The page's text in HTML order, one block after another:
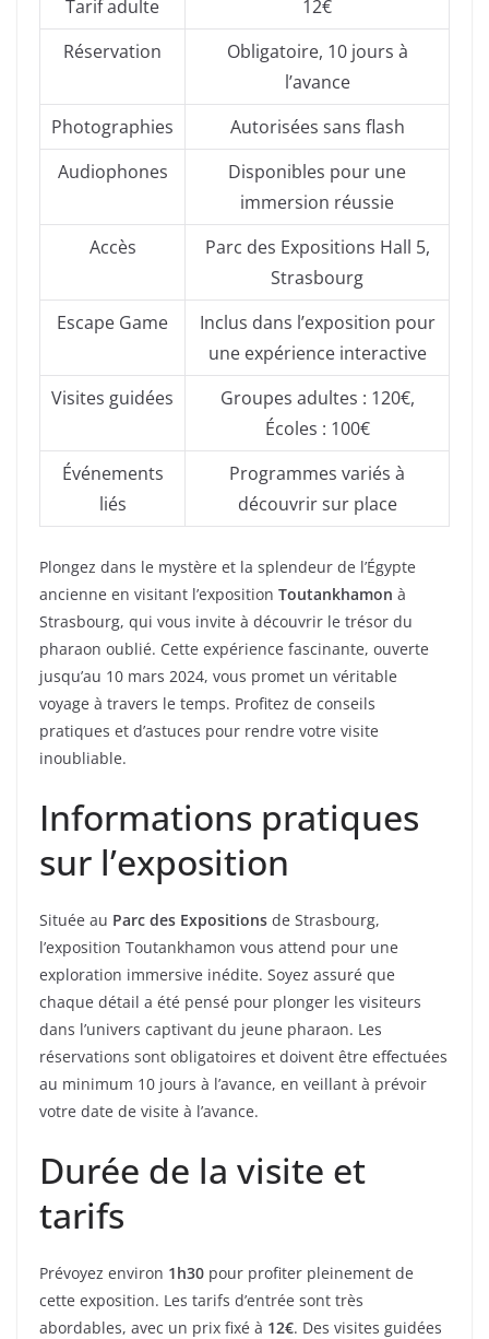
Tarif adulte
12€
Réservation
Obligatoire, 10 jours à
l’avance
Photographies
Autorisées sans flash
Audiophones
Disponibles pour une
immersion réussie
Accès
Parc des Expositions Hall 5,
Strasbourg
Escape Game
Inclus dans l’exposition pour
une expérience interactive
Visites guidées
Groupes adultes : 120€,
Écoles : 100€
Événements
liés
Programmes variés à
découvrir sur place
Plongez dans le mystère et la splendeur de l’Égypte
ancienne en visitant l’exposition Toutankhamon à
Strasbourg, qui vous invite à découvrir le trésor du
pharaon oublié. Cette expérience fascinante, ouverte
jusqu’au 10 mars 2024, vous promet un véritable
voyage à travers le temps. Profitez de conseils
pratiques et d’astuces pour rendre votre visite
inoubliable.
Informations pratiques
sur l’exposition
Située au Parc des Expositions de Strasbourg,
l’exposition Toutankhamon vous attend pour une
exploration immersive inédite. Soyez assuré que
chaque détail a été pensé pour plonger les visiteurs
dans l’univers captivant du jeune pharaon. Les
réservations sont obligatoires et doivent être effectuées
au minimum 10 jours à l’avance, en veillant à prévoir
votre date de visite à l’avance.
Durée de la visite et
tarifs
Prévoyez environ 1h30 pour profiter pleinement de
cette exposition. Les tarifs d’entrée sont très
abordables, avec un prix fixé à 12€. Des visites guidées